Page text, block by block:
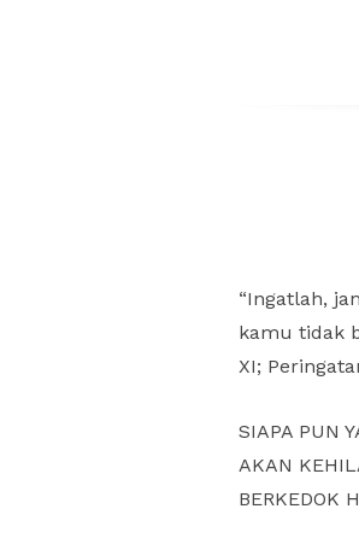
“Ingatlah,
kamu tidak
XI;
SIAPA PUN
AKAN
BERKEDOK